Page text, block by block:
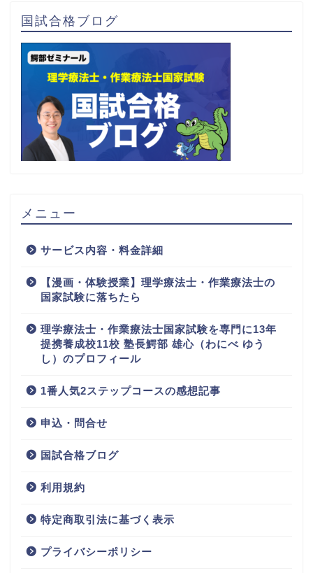
国試合格ブログ
メニュー
サービス内容・料金詳細
【漫画・体験授業】理学療法士・作業療法士の
国家試験に落ちたら
理学療法士・作業療法士国家試験を専門に13年
提携養成校11校 塾長鰐部 雄心（わにべ ゆう
し）のプロフィール
1番人気2ステップコースの感想記事
申込・問合せ
国試合格ブログ
利用規約
特定商取引法に基づく表示
プライバシーポリシー